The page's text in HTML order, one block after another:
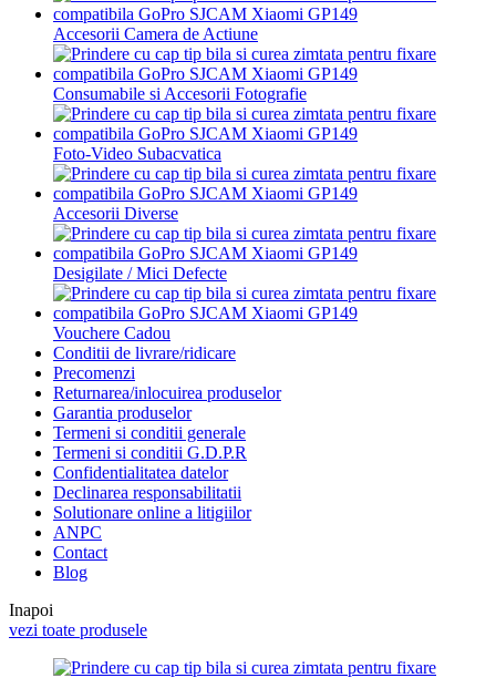
Accesorii Camera de Actiune
Consumabile si Accesorii Fotografie
Foto-Video Subacvatica
Accesorii Diverse
Desigilate / Mici Defecte
Vouchere Cadou
Conditii de livrare/ridicare
Precomenzi
Returnarea/inlocuirea produselor
Garantia produselor
Termeni si conditii generale
Termeni si conditii G.D.P.R
Confidentialitatea datelor
Declinarea responsabilitatii
Solutionare online a litigiilor
ANPC
Contact
Blog
Inapoi
vezi toate produsele